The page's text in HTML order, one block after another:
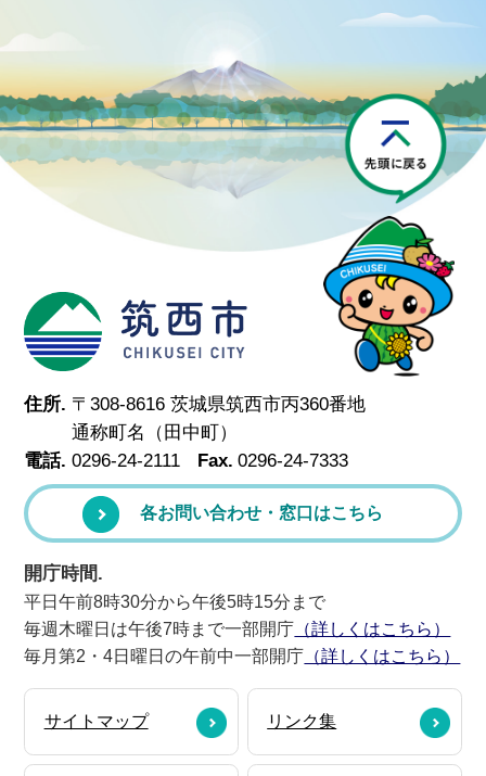
筑西市
住所. 〒308-8616 茨城県筑西市丙360番地
通称町名（田中町）
電話. 0296-24-2111 Fax. 0296-24-7333
各お問い合わせ・窓口はこちら
開庁時間.
平日午前8時30分から午後5時15分まで
毎週木曜日は午後7時まで一部開庁 （詳しくはこちら）
毎月第2・4日曜日の午前中一部開庁 （詳しくはこちら）
サイトマップ リンク集